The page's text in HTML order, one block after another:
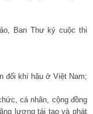
Ban Thư ký cuộc thi
đổi khí hậu ở Việt Nam;
cá nhân, cộng đồng
lượng tái tạo và phát